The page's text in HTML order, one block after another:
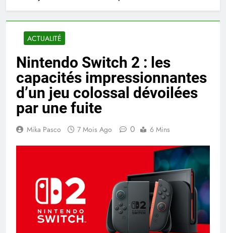
ACTUALITÉ
Nintendo Switch 2 : les
capacités impressionnantes
d’un jeu colossal dévoilées
par une fuite
Mika Pasco 7 Mois Ago 0 6 Mins